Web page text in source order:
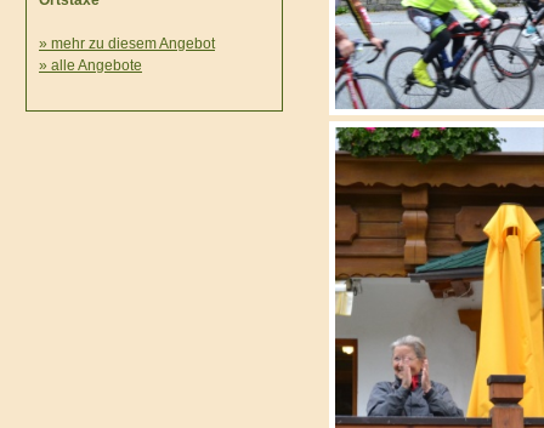
» mehr zu diesem Angebot
» alle Angebote